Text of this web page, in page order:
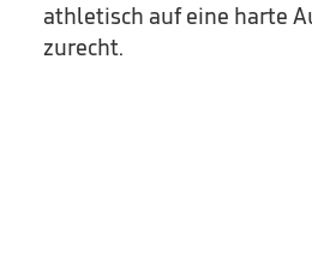
athletisch auf eine harte
zurecht.